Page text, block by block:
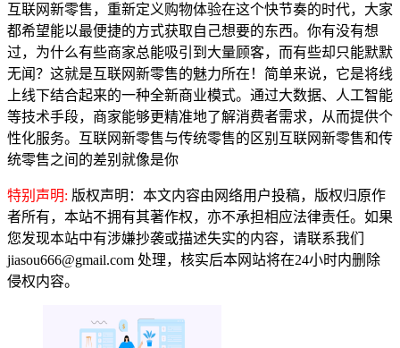
互联网新零售，重新定义购物体验在这个快节奏的时代，大家
都希望能以最便捷的方式获取自己想要的东西。你有没有想
过，为什么有些商家总能吸引到大量顾客，而有些却只能默默
无闻？这就是互联网新零售的魅力所在！简单来说，它是将线
上线下结合起来的一种全新商业模式。通过大数据、人工智能
等技术手段，商家能够更精准地了解消费者需求，从而提供个
性化服务。互联网新零售与传统零售的区别互联网新零售和传
统零售之间的差别就像是你
特别声明: 版权声明：本文内容由网络用户投稿，版权归原作
者所有，本站不拥有其著作权，亦不承担相应法律责任。如果
您发现本站中有涉嫌抄袭或描述失实的内容，请联系我们
jiasou666@gmail.com 处理，核实后本网站将在24小时内删除
侵权内容。